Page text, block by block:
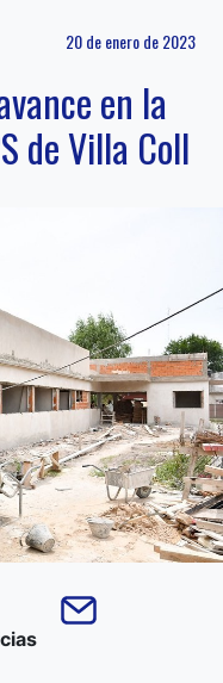
20 de enero de 2023
en la
de Villa Coll